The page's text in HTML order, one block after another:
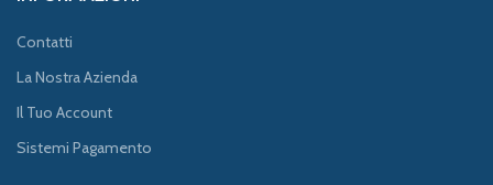
Contatti
La Nostra Azienda
Il Tuo Account
Sistemi Pagamento